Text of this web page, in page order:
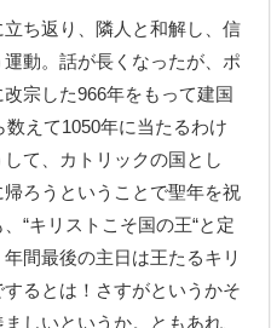
ち返り、隣人と和解し、信
動。話が長くなったが、ポ
宗した966年をもって建国
えて1050年に当たるわけ
て、カトリックの国とし
ろうということで聖年を祝
“キリストこそ国の王“と定
間最後の主日は王たるキリ
るとは！さすがというかそ
しいというか。ともあれ、